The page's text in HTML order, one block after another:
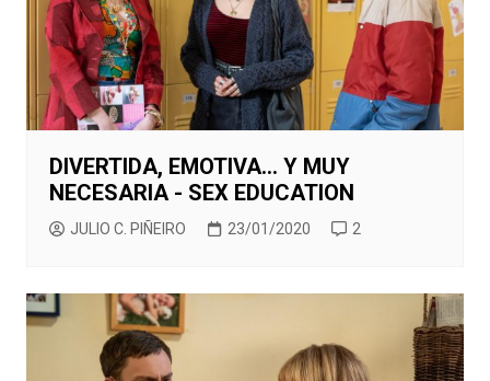
DIVERTIDA, EMOTIVA… Y MUY
NECESARIA - SEX EDUCATION
JULIO C. PIÑEIRO 23/01/2020 2